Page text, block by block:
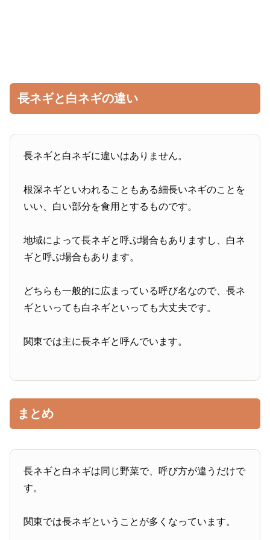
長ネギと白ネギの違い
長ネギと白ネギに違いはありません。
根深ネギといわれることもある細長いネギのことを
いい、白い部分を食用とするものです。
地域によって長ネギと呼ぶ場合もありますし、白ネ
ギと呼ぶ場合もあります。
どちらも一般的に広まっている呼び名なので、長ネ
ギといっても白ネギといっても大丈夫です。
関東では主に長ネギと呼んでいます。
まとめ
長ネギと白ネギは同じ野菜で、呼び方が違うだけで
す。
関東では長ネギということが多くなっています。